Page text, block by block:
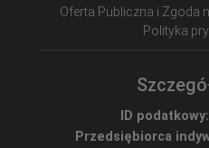
Oferta Publiczna i Zgoda
Polityka
ID podatkowy:
Przedsiębiorca